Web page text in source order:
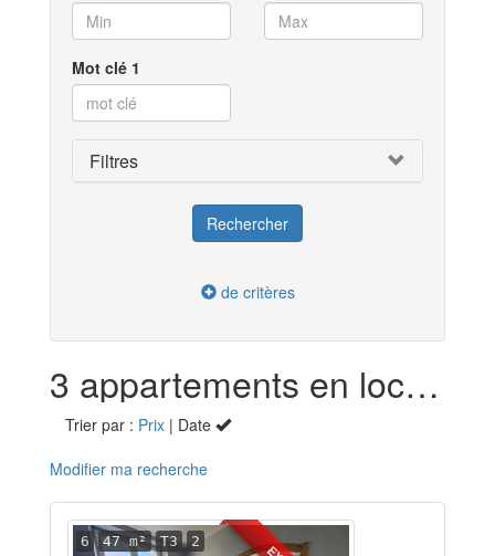
Mot clé 1
Filtres
de critères
3 appartements en location dans le Cantal (15)
Trier par : Prix | Date
Modifier ma recherche
6 47 m² T3 2